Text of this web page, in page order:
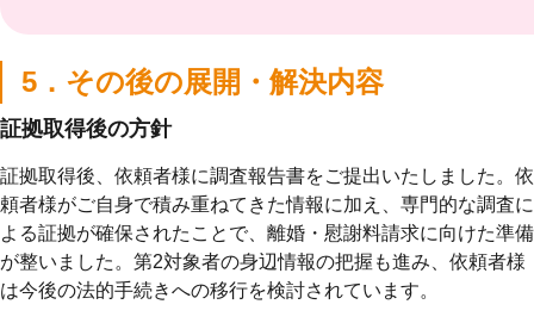
5．その後の展開・解決内容
証拠取得後の方針
証拠取得後、依頼者様に調査報告書をご提出いたしました。依
頼者様がご自身で積み重ねてきた情報に加え、専門的な調査に
よる証拠が確保されたことで、離婚・慰謝料請求に向けた準備
が整いました。第2対象者の身辺情報の把握も進み、依頼者様
は今後の法的手続きへの移行を検討されています。